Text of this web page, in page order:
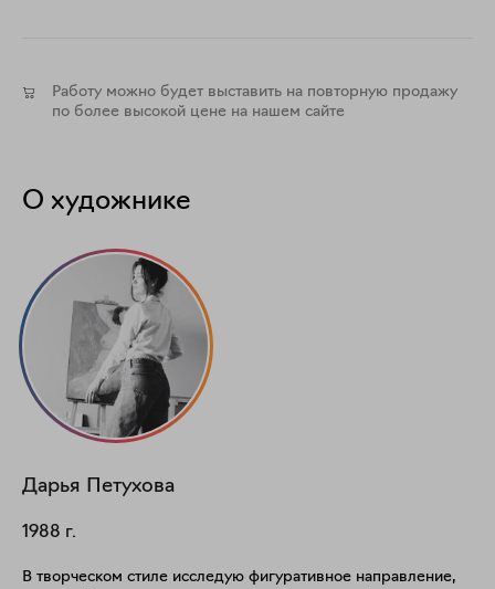
Работу можно будет выставить на повторную продажу
по более высокой цене на нашем сайте
О художнике
Дарья Петухова
1988 г.
В творческом стиле исследую фигуративное направление,